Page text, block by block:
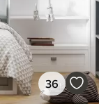
36